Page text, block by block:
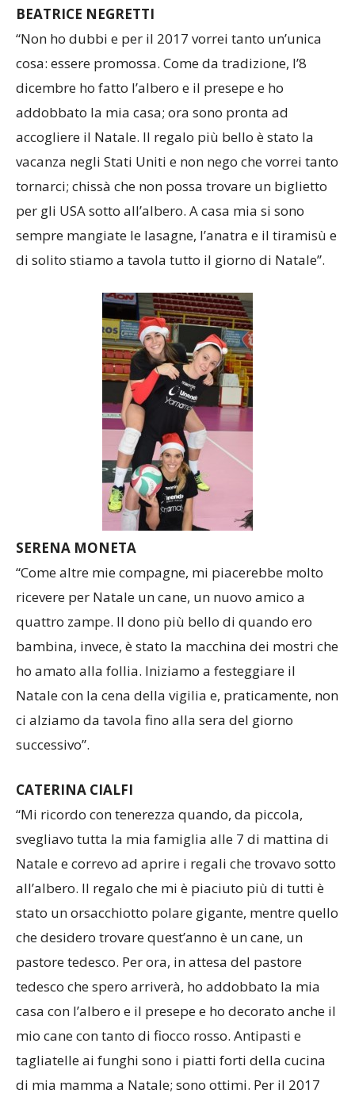
BEATRICE NEGRETTI
“Non ho dubbi e per il 2017 vorrei tanto un’unica
cosa: essere promossa. Come da tradizione, l’8
dicembre ho fatto l’albero e il presepe e ho
addobbato la mia casa; ora sono pronta ad
accogliere il Natale. Il regalo più bello è stato la
vacanza negli Stati Uniti e non nego che vorrei tanto
tornarci; chissà che non possa trovare un biglietto
per gli USA sotto all’albero. A casa mia si sono
sempre mangiate le lasagne, l’anatra e il tiramisù e
di solito stiamo a tavola tutto il giorno di Natale”.
SERENA MONETA
“Come altre mie compagne, mi piacerebbe molto
ricevere per Natale un cane, un nuovo amico a
quattro zampe. Il dono più bello di quando ero
bambina, invece, è stato la macchina dei mostri che
ho amato alla follia. Iniziamo a festeggiare il
Natale con la cena della vigilia e, praticamente, non
ci alziamo da tavola fino alla sera del giorno
successivo”.
CATERINA CIALFI
“Mi ricordo con tenerezza quando, da piccola,
svegliavo tutta la mia famiglia alle 7 di mattina di
Natale e correvo ad aprire i regali che trovavo sotto
all’albero. Il regalo che mi è piaciuto più di tutti è
stato un orsacchiotto polare gigante, mentre quello
che desidero trovare quest’anno è un cane, un
pastore tedesco. Per ora, in attesa del pastore
tedesco che spero arriverà, ho addobbato la mia
casa con l’albero e il presepe e ho decorato anche il
mio cane con tanto di fiocco rosso. Antipasti e
tagliatelle ai funghi sono i piatti forti della cucina
di mia mamma a Natale; sono ottimi. Per il 2017